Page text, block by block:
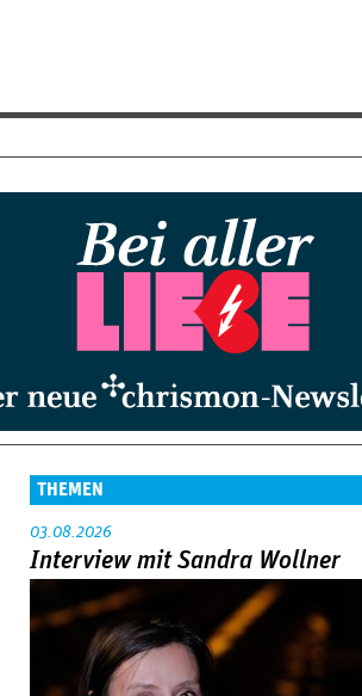
THEMEN
03.08.2026
Interview mit Sandra Wollner